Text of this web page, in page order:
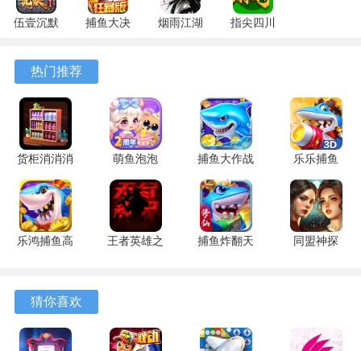
2、部分剧情发展存在分支，与特定角色的对话选择，可能会
导向不同的短期任务或奖励。
3、旅馆建筑本身包含多个可解锁的区域，如花园、大厅、客
房等，每个区域都有独立的装修列表。
4、背景音乐与场景主题契合，不同功能的房间配有相应的环
境音效，增强了场景的沉浸感。
游戏优势
1、资源获取途径明确，消除关卡是主要来源，避免了资源收
集过程中的盲目与不确定性。
到其在实际场景中的效果与比例。
提示，方便规划下一步行动。
伍壹沉默
安卓版
捕鱼大决
122.7.291
烟雨江湖
指尖四川
热门推荐
货柜消消消
1.0.2 安卓
版
萌鱼泡泡
3.4.1.6 安
卓版
捕鱼大作战
1.5112 手
机版
乐乐捕鱼
9.2 安卓版
乐鸿捕鱼高
王者英雄之
捕鱼炸翻天
同盟神探
猜你喜欢